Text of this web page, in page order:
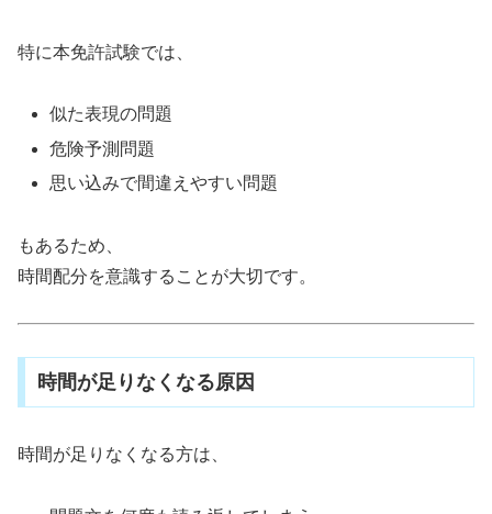
特に本免許試験では、
似た表現の問題
危険予測問題
思い込みで間違えやすい問題
もあるため、
時間配分を意識することが大切です。
時間が足りなくなる原因
時間が足りなくなる方は、